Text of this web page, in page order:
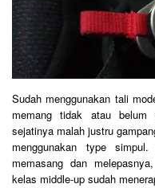
Sudah menggunakan tali
memang tidak atau belum
sejatinya malah justru
menggunakan type
memasang dan
kelas middle-up sudah